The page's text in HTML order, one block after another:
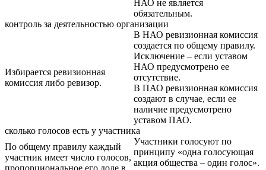
НАО не является
обязательным.
контроль за деятельностью организации
Избирается ревизионная
комиссия либо ревизор.
В НАО ревизионная комиссия
создается по общему правилу.
Исключение – если уставом
НАО предусмотрено ее
отсутствие.
В ПАО ревизионная комиссия
создают в случае, если ее
наличие предусмотрено
уставом ПАО.
сколько голосов есть у участника
По общему правилу каждый
участник имеет число голосов,
Участники голосуют по
принципу «одна голосующая
акция общества – один голос».